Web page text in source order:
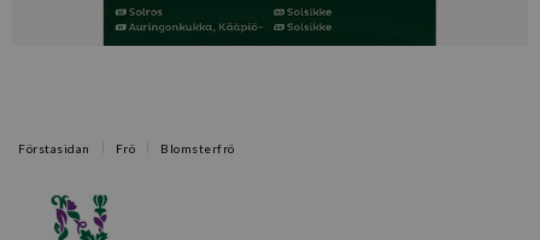
Förstasidan Frö Blomsterfrö